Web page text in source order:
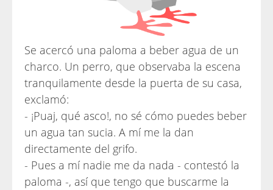
Se acercó una paloma a beber agua de un
charco. Un perro, que observaba la escena
tranquilamente desde la puerta de su casa,
exclamó:
- ¡Puaj, qué asco!, no sé cómo puedes beber
un agua tan sucia. A mí me la dan
directamente del grifo.
- Pues a mí nadie me da nada - contestó la
paloma -, así que tengo que buscarme la